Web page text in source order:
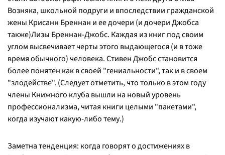
Возняка, школьной подруги и впоследствии гражданской
жены Крисанн Бреннан и ее дочери (и дочери Джобса
также)Лизы Бреннан-Джобс. Каждая из книг под своим
углом высвечивает черты этого выдающегося (и в тоже
время обычного) человека. Стивен Джобс становится
более понятен как в своей "гениальности", так и в своем
"злодействе". (Следует отметить, что только в этом году
члены Книжного клуба вышли на новый уровень
профессионализма, читая книги целыми "пакетами",
когда изучают какую-либо тему.)
Заметна тенденция: когда говорят о достижениях в